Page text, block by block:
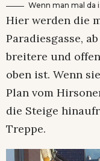
Wenn man mal da
Hier werden die
Paradiesgasse,
breitere und
oben ist. Wenn
Plan vom
die Steige
Treppe.